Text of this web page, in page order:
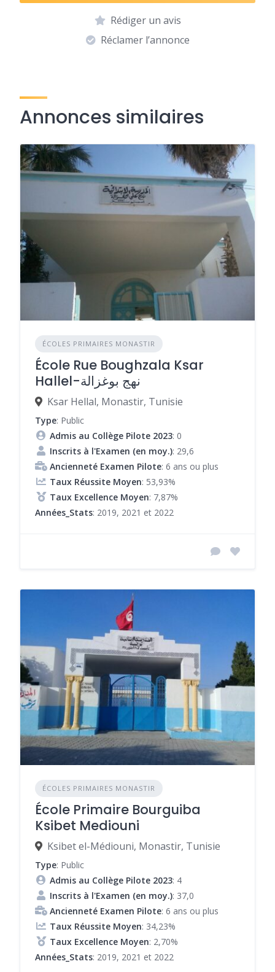
Rédiger un avis
Réclamer l’annonce
Annonces similaires
ÉCOLES PRIMAIRES MONASTIR
École Rue Boughzala Ksar
Hallel-نهج بوغزالة
Ksar Hellal, Monastir, Tunisie
Type: Public
Admis au Collège Pilote 2023: 0
Inscrits à l'Examen (en moy.): 29,6
Ancienneté Examen Pilote: 6 ans ou plus
Taux Réussite Moyen: 53,93%
Taux Excellence Moyen: 7,87%
Années_Stats: 2019, 2021 et 2022
ÉCOLES PRIMAIRES MONASTIR
École Primaire Bourguiba
Ksibet Mediouni
Ksibet el-Médiouni, Monastir, Tunisie
Type: Public
Admis au Collège Pilote 2023: 4
Inscrits à l'Examen (en moy.): 37,0
Ancienneté Examen Pilote: 6 ans ou plus
Taux Réussite Moyen: 34,23%
Taux Excellence Moyen: 2,70%
Années_Stats: 2019, 2021 et 2022